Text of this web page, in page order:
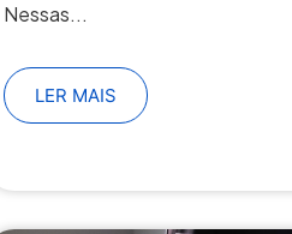
Nessas...
LER MAIS